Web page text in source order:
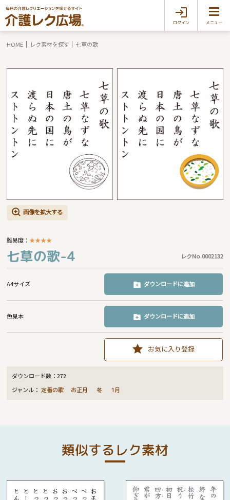
ログイン メニュー
HOME レク素材を探す 七草の歌
画像を拡大する
難易度：★★★★
七草の歌-4 レクNo.0002132
A4サイズ ダウンロードに追加
色見本 ダウンロードに追加
お気に入り登録
ダウンロード数：272
ジャンル： 定番の歌 お正月 冬 1月
類似するレク素材